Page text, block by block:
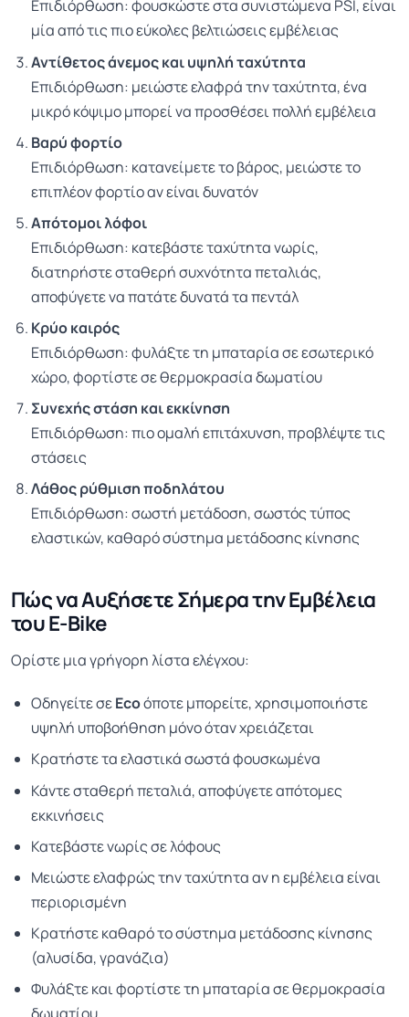
Επιδιόρθωση: φουσκώστε στα συνιστώμενα PSI, είναι
μία από τις πιο εύκολες βελτιώσεις εμβέλειας
Αντίθετος άνεμος και υψηλή ταχύτητα
Επιδιόρθωση: μειώστε ελαφρά την ταχύτητα, ένα
μικρό κόψιμο μπορεί να προσθέσει πολλή εμβέλεια
Βαρύ φορτίο
Επιδιόρθωση: κατανείμετε το βάρος, μειώστε το
επιπλέον φορτίο αν είναι δυνατόν
Απότομοι λόφοι
Επιδιόρθωση: κατεβάστε ταχύτητα νωρίς,
διατηρήστε σταθερή συχνότητα πεταλιάς,
αποφύγετε να πατάτε δυνατά τα πεντάλ
Κρύο καιρός
Επιδιόρθωση: φυλάξτε τη μπαταρία σε εσωτερικό
χώρο, φορτίστε σε θερμοκρασία δωματίου
Συνεχής στάση και εκκίνηση
Επιδιόρθωση: πιο ομαλή επιτάχυνση, προβλέψτε τις
στάσεις
Λάθος ρύθμιση ποδηλάτου
Επιδιόρθωση: σωστή μετάδοση, σωστός τύπος
ελαστικών, καθαρό σύστημα μετάδοσης κίνησης
Πώς να Αυξήσετε Σήμερα την Εμβέλεια
του E-Bike
Ορίστε μια γρήγορη λίστα ελέγχου:
Οδηγείτε σεEcoόποτε μπορείτε, χρησιμοποιήστε
υψηλή υποβοήθηση μόνο όταν χρειάζεται
Κρατήστε τα ελαστικά σωστά φουσκωμένα
Κάντε σταθερή πεταλιά, αποφύγετε απότομες
εκκινήσεις
Κατεβάστε νωρίς σε λόφους
Μειώστε ελαφρώς την ταχύτητα αν η εμβέλεια είναι
περιορισμένη
Κρατήστε καθαρό το σύστημα μετάδοσης κίνησης
(αλυσίδα, γρανάζια)
Φυλάξτε και φορτίστε τη μπαταρία σε θερμοκρασία